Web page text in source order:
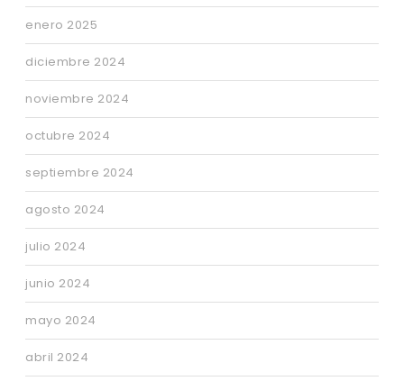
enero 2025
diciembre 2024
noviembre 2024
octubre 2024
septiembre 2024
agosto 2024
julio 2024
junio 2024
mayo 2024
abril 2024